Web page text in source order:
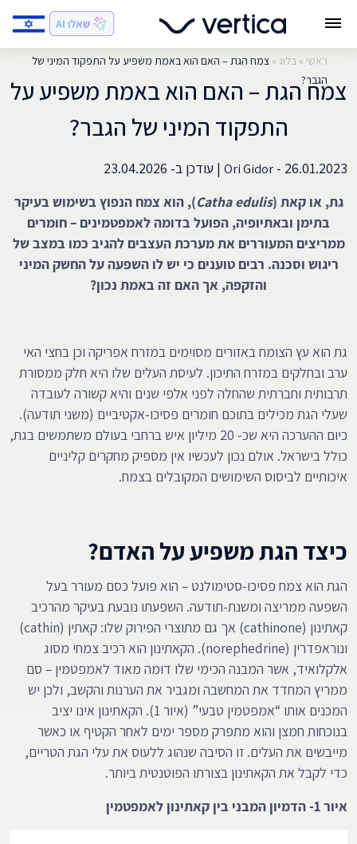
ראשי »בלוג »צמח הגת – האם הוא באמת משפיע על התפקוד המיני של
הגבר?
צמח הגת – האם הוא באמת משפיע על
התפקוד המיני של הגבר?
26.01.2023 -
Ori Gidor
| עודכן ב- 23.04.2026
גת, או קאת (Catha edulis), הוא צמח הנפוץ בשימוש בעיקר
בתימן ובאתיופיה, הפועל בדומה לאמפטמינים – חומרים
ממריצים המעוררים את מערכת העצבים להגיב כמו במצב של
ריגוש וסכנה. רבים טוענים כי יש לו השפעה על החשק המיני
והזקפה, אך האם זה באמת נכון?
גת הוא עץ הצומח באזורים מסוימים במזרח אפריקה וכן בחצי האי
ערב ובחלקים במזרח התיכון. לעיסת העלים שלו היא חלק ממסורת
תרבותית וחברתית שהחלה לפני אלפי שנים והיא קשורה לעובדה
שעלי הגת מכילים בתוכם חומרים פסיכו-אקטיביים (משני תודעה).
כיום ההערכה היא שכ- 20 מיליון איש ברחבי בעולם משתמשים בגת,
כולל בישראל. אולם נכון לעכשיו אין מספיק מחקרים קליניים
איכותיים לביסוס השימושים המקובלים בצמח.
כיצד הגת משפיע על האדם?
הגת הוא צמח פסיכו-סטימולנט – הוא פועל כסם מעורר בעל
השפעה ממריצה ומשנת-תודעה. השפעתו נובעת בעיקר מהרכיב
קאתינון (cathinone) אך גם מתוצרי הפירוק שלו: קאתין (cathin)
ונוראפדרין (norephedrine). הקאתינון הוא רכיב צמחי מסוג
אלקלואיד, אשר המבנה הכימי שלו דומה מאוד לאמפטמין – סם
ממריץ המחדד את המחשבה ומגביר את הערנות והקשב, ולכן יש
המכנים אותו “אמפטמין טבעי” (איור 1). הקאתינון אינו יציב
בנוכחות חמצן והוא מתפרק מספר ימים לאחר הקטיף או כאשר
מייבשים את העלים. זו הסיבה שנהוג ללעוס את עלי הגת הטריים,
כדי לקבל את הקאתינון בצורתו הפוטנטית ביותר.
איור 1- הדמיון המבני בין קאתינון לאמפטמין